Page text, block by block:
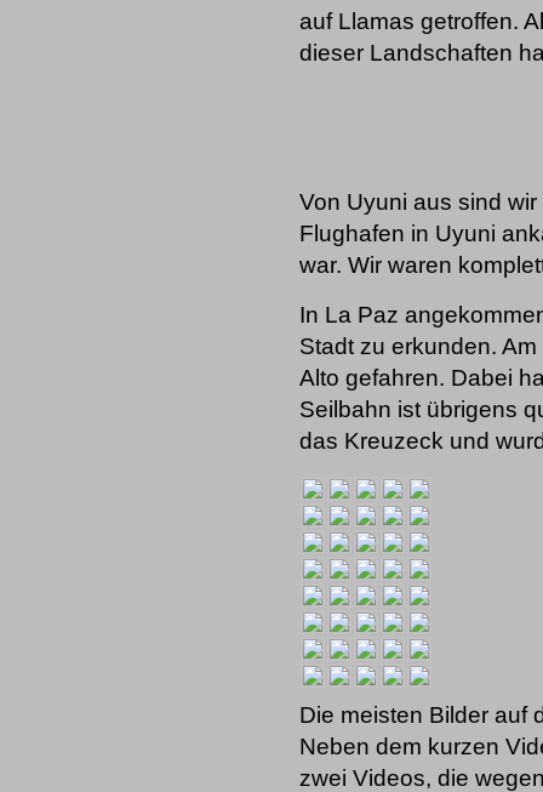
auf Llamas getroffen.
dieser Landschaften
Von Uyuni aus sind
Flughafen in Uyuni
war. Wir waren
In La Paz
Stadt zu erkunden.
Alto gefahren. Dabei
Seilbahn ist übrigens
das Kreuzeck und
Die meisten Bilder auf
Neben dem kurzen
zwei Videos, die